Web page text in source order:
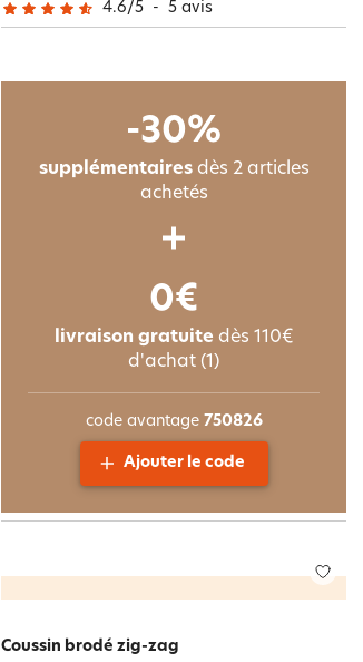
4.6/5 - 5 avis
Coussin brodé zig-zag
-30%
supplémentaires dès 2 articles
achetés
0€
livraison gratuite dès 110€
d'achat (1)
code avantage 750826
Ajouter le code